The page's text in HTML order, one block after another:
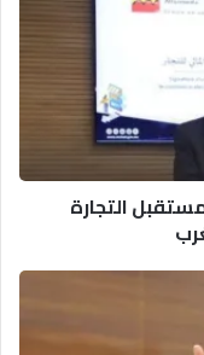
التجارة